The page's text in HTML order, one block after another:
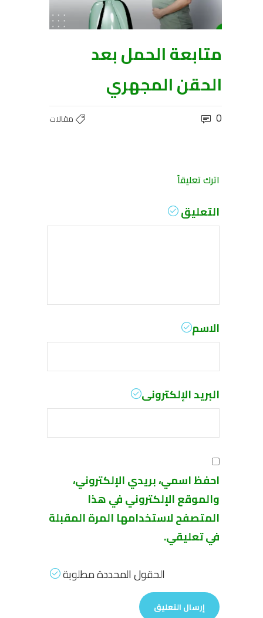
متابعة الحمل بعد
الحقن المجهري
مقالات 0
اترك تعليقاً
التعليق
الاسم
البريد الإلكترونى
احفظ اسمي، بريدي الإلكتروني،
والموقع الإلكتروني في هذا
المتصفح لاستخدامها المرة المقبلة
في تعليقي.
الحقول المحددة مطلوبة